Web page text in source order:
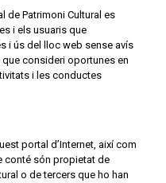
de Patrimoni Cultural es
i els usuaris que
i ús del lloc web sense avís
consideri oportunes en
i les conductes
portal d’Internet, així com
conté són propietat de
o de tercers que ho han